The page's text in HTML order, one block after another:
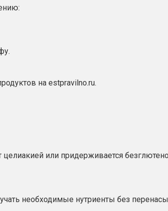
на estpravilno.ru.
целиакией или придерживается
необходимые нутриенты без